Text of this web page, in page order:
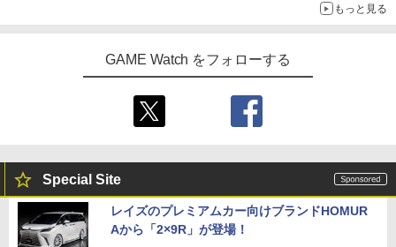
もっと見る
GAME Watch をフォローする
Special Site
レイズのプレミアムカー向けブランドHOMUR
Aから「2×9R」が登場！